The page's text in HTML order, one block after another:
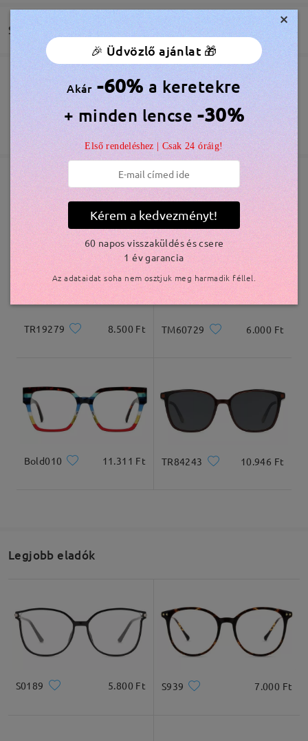
byMeyonAug 5 , 2026
Olvassa el az összes
véleményt
Írjon egy véleményt
Szállítás
Megrendelés leadva
feldolgozási idő
5-7 munkanap
részletek
Elküldve
szállítási idő
5-7 munkanap részletek
Kiszállítva
Ingyenes Karcálló Lencsebevonat Tartozék
60 Napos Visszatérítés és Csere
365 Napos Garancia
Bővebben
Hasonló keretek
TR19279 8.500 Ft TM60729 6.000 Ft
Bold010 11.311 Ft TR84243 10.946 Ft
Legjobb eladók
S0189 5.800 Ft S939 7.000 Ft
×
🎉 Üdvözlő ajánlat 🎁
Akár -60% a keretekre
+ minden lencse -30%
Első rendeléshez | Csak 24 óráig!
Kérem a kedvezményt!
60 napos visszaküldés és csere
1 év garancia
Az adataidat soha nem osztjuk meg harmadik féllel.